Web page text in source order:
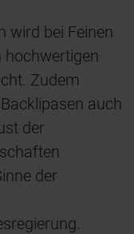
wird bei Feinen
hochwertigen
Zudem
auch
der
der